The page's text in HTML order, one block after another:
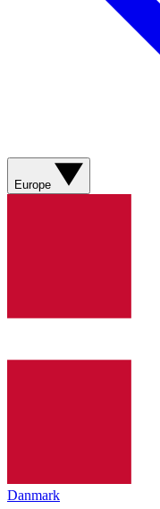
Europe
Danmark